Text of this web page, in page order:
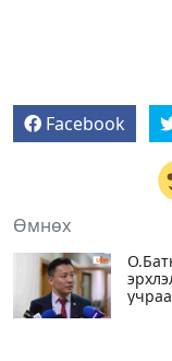
Facebook
Өмнөх